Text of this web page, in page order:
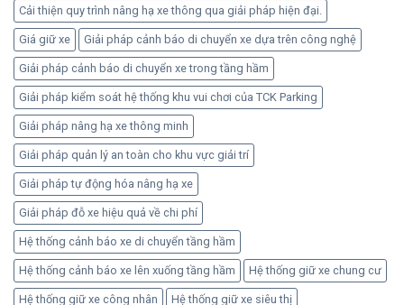
Cải thiện quy trình nâng hạ xe thông qua giải pháp hiện đại.
Giá giữ xe Giải pháp cảnh báo di chuyển xe dựa trên công nghệ
Giải pháp cảnh báo di chuyển xe trong tầng hầm
Giải pháp kiểm soát hệ thống khu vui chơi của TCK Parking
Giải pháp nâng hạ xe thông minh
Giải pháp quản lý an toàn cho khu vực giải trí
Giải pháp tự động hóa nâng hạ xe
Giải pháp đỗ xe hiệu quả về chi phí
Hệ thống cảnh báo xe di chuyển tầng hầm
Hệ thống cảnh báo xe lên xuống tầng hầm Hệ thống giữ xe chung cư
Hệ thống giữ xe công nhân Hệ thống giữ xe siêu thị